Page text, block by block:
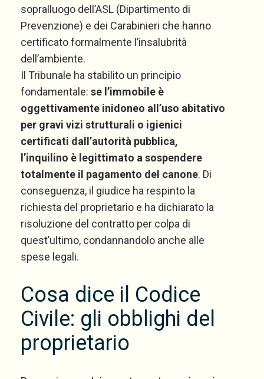
sopralluogo dell’ASL (Dipartimento di
Prevenzione) e dei Carabinieri che hanno
certificato formalmente l’insalubrità
dell’ambiente.
Il Tribunale ha stabilito un principio
fondamentale: se l’immobile è
oggettivamente inidoneo all’uso abitativo
per gravi vizi strutturali o igienici
certificati dall’autorità pubblica,
l’inquilino è legittimato a sospendere
totalmente il pagamento del canone. Di
conseguenza, il giudice ha respinto la
richiesta del proprietario e ha dichiarato la
risoluzione del contratto per colpa di
quest’ultimo, condannandolo anche alle
spese legali.
Cosa dice il Codice
Civile: gli obblighi del
proprietario